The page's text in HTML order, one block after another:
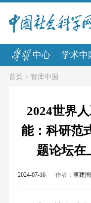
中心 学术中
首页> 智库中国
2024世界
能：科研范
题论坛在
2024-07-16 作者： 查建